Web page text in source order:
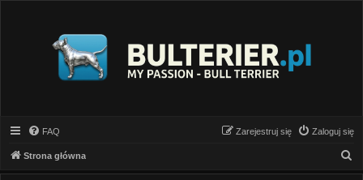
FAQ Zaloguj się
Zarejestruj się
Strona główna
z